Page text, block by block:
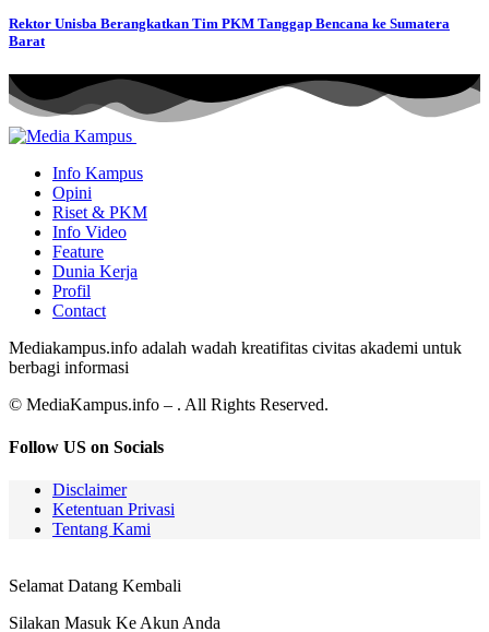
Rektor Unisba Berangkatkan Tim PKM Tanggap Bencana ke Sumatera
Barat
Info Kampus
Opini
Riset & PKM
Info Video
Feature
Dunia Kerja
Profil
Contact
Mediakampus.info adalah wadah kreatifitas civitas akademi untuk
berbagi informasi
© MediaKampus.info – . All Rights Reserved.
Follow US on Socials
Disclaimer
Ketentuan Privasi
Tentang Kami
Selamat Datang Kembali
Silakan Masuk Ke Akun Anda